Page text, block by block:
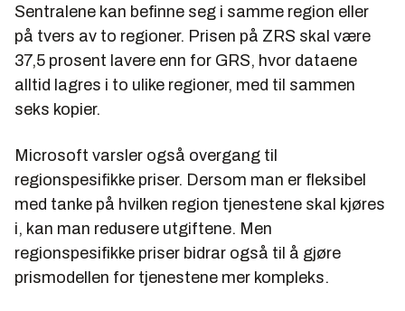
Sentralene kan befinne seg i samme region eller
på tvers av to regioner. Prisen på ZRS skal være
37,5 prosent lavere enn for GRS, hvor dataene
alltid lagres i to ulike regioner, med til sammen
seks kopier.
Microsoft varsler også overgang til
regionspesifikke priser. Dersom man er fleksibel
med tanke på hvilken region tjenestene skal kjøres
i, kan man redusere utgiftene. Men
regionspesifikke priser bidrar også til å gjøre
prismodellen for tjenestene mer kompleks.